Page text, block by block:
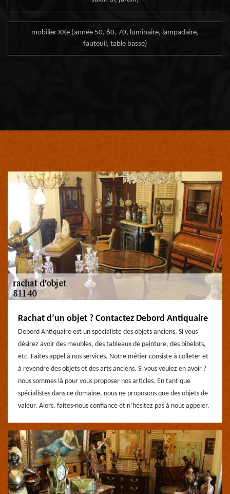
mobilier XXe (année 50, 60, 70, luminaire, lampadaire,
fauteuil, table basse)
Rachat d’un objet ? Contactez Debord Antiquaire
Debord Antiquaire est un spécialiste des objets anciens. Si vous
désirez avoir des meubles, des tableaux de peinture, des bibelots,
etc. Faites appel à nos services. Notre métier consiste à colleter et
à revendre des objets et des arts anciens. Si vous voulez en avoir ?
nous sommes là pour vous proposer nos articles. En tant que
spécialistes dans ce domaine, nous ne proposons que des objets de
valeur. Alors, faites-nous confiance et n’hésitez pas à nous appeler.